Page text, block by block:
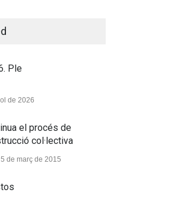
Ple
de 2026
el procés de
col·lectiva
5 de març de 2015